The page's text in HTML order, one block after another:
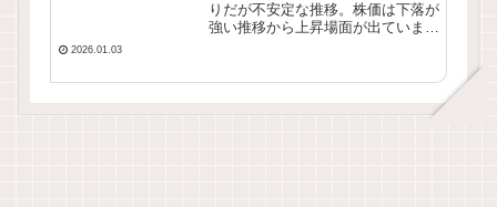
りだが不安定な推移。株価は下落が
強い推移から上昇場面が出ていま
2026.01.03